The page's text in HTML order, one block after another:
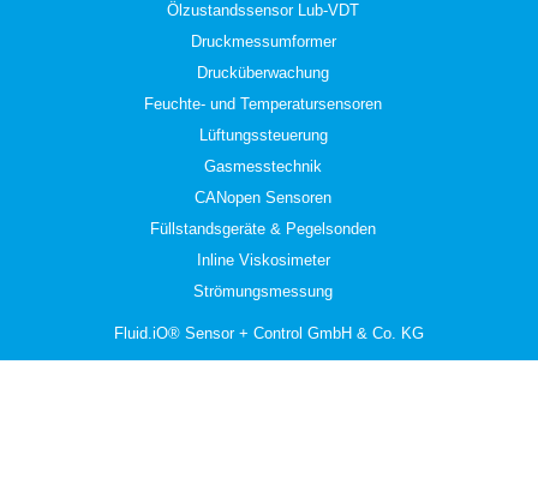
Ölzustandssensor Lub-VDT
Druckmessumformer
Drucküberwachung
Feuchte- und Temperatursensoren
Lüftungssteuerung
Gasmesstechnik
CANopen Sensoren
Füllstandsgeräte & Pegelsonden
Inline Viskosimeter
Strömungsmessung
Fluid.iO® Sensor + Control GmbH & Co. KG